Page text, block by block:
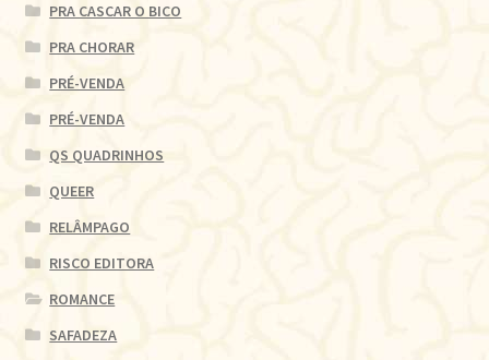
PRA CASCAR O BICO
PRA CHORAR
PRÉ-VENDA
PRÉ-VENDA
QS QUADRINHOS
QUEER
RELÂMPAGO
RISCO EDITORA
ROMANCE
SAFADEZA